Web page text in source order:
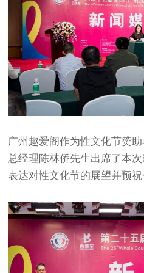
广州趣爱阁作为性文化节赞
总经理陈林侨先生出席了本
表达对性文化节的展望并预祝